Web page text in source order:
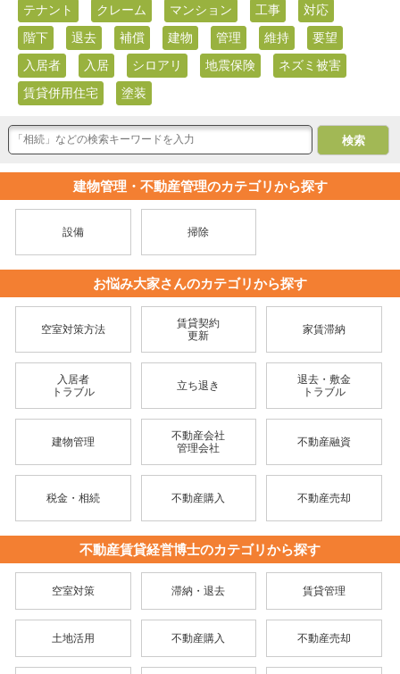
テナント クレーム マンション 工事
対応
階下
退去 補償 建物 管理 維持
要望
入居者
入居 シロアリ 地震保険
ネズミ被害
賃貸併用住宅
塗装
建物管理・不動産管理のカテゴリから探す
設備 掃除
お悩み大家さんのカテゴリから探す
空室対策方法
賃貸契約
更新
家賃滞納
入居者
トラブル
立ち退き
退去・敷金
トラブル
建物管理
不動産会社
管理会社
不動産融資
税金・相続 不動産購入 不動産売却
不動産賃貸経営博士のカテゴリから探す
空室対策 滞納・退去 賃貸管理
土地活用 不動産購入 不動産売却